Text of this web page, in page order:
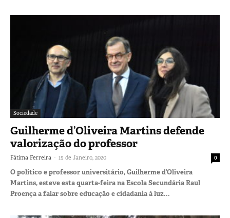
Sociedade
Guilherme d’Oliveira Martins defende
valorização do professor
Fátima Ferreira - 15 de Janeiro, 2020 0
O político e professor universitário, Guilherme d’Oliveira
Martins, esteve esta quarta-feira na Escola Secundária Raul
Proença a falar sobre educação e cidadania à luz...